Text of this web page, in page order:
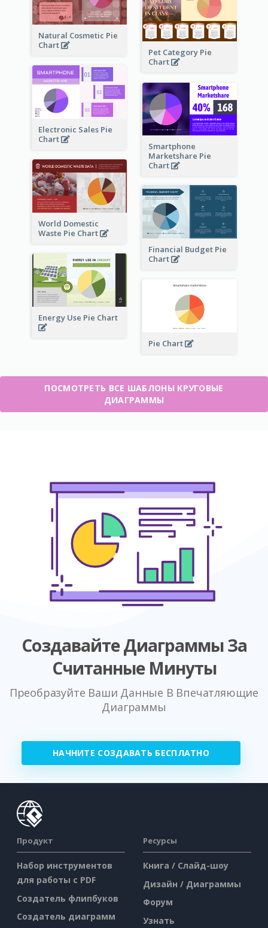
Natural Cosmetic Pie
Chart
Pet Category Pie
Chart
Electronic Sales Pie
Chart
Smartphone
Marketshare Pie
Chart
World Domestic
Waste Pie Chart
Financial Budget Pie
Chart
Energy Use Pie Chart
Pie Chart
ПОСМОТРЕТЬ ВСЕ ШАБЛОНЫ КРУГОВЫЕ
ДИАГРАММЫ
Создавайте Диаграммы За
Считанные Минуты
Преобразуйте Ваши Данные В Впечатляющие
Диаграммы
НАЧНИТЕ СОЗДАВАТЬ БЕСПЛАТНО
Продукт
Набор инструментов
для работы с PDF
Создатель флипбуков
Создатель диаграмм
Ресурсы
Книга / Слайд-шоу
Дизайн / Диаграммы
Форум
Узнать